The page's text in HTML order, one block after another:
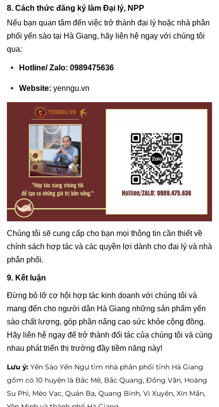
8. Cách thức đăng ký làm Đại lý, NPP
Nếu bạn quan tâm đến việc trở thành đại lý hoặc nhà phân
phối yến sào tại Hà Giang, hãy liên hệ ngay với chúng tôi
qua:
Hotline/ Zalo: 0989475636
Website: yenngu.vn
Chúng tôi sẽ cung cấp cho bạn mọi thông tin cần thiết về
chính sách hợp tác và các quyền lợi dành cho đại lý và nhà
phân phối.
9. Kết luận
Đừng bỏ lỡ cơ hội hợp tác kinh doanh với chúng tôi và
mang đến cho người dân Hà Giang những sản phẩm yến
sào chất lượng, góp phần nâng cao sức khỏe cộng đồng.
Hãy liên hệ ngay để trở thành đối tác của chúng tôi và cùng
nhau phát triển thị trường đầy tiềm năng này!
Lưu ý: Yến Sào Yến Ngự tìm nhà phân phối tỉnh Hà Giang
gồm có 10 huyện là Bắc Mê, Bắc Quang, Đồng Văn, Hoàng
Su Phì, Mèo Vạc, Quản Bạ, Quang Bình, Vị Xuyên, Xín Mần,